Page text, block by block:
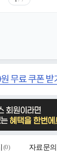
(0) 자료문의